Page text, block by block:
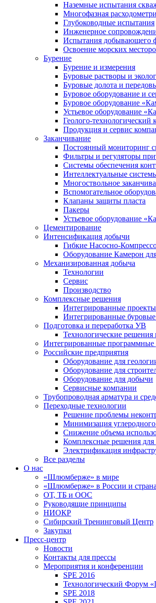
Наземные испытания
Многофазная
Глубоководные испытания
Инженерное
Испытания добывающего
Освоение морских
Бурение
Бурение и измерения
Буровые растворы и
Буровые долота и
Буровое оборудование и
Буровое оборудование
Устьевое оборудование
Геолого-технологический
Продукция и сервис
Заканчивание
Постоянный мониторинг
Фильтры и регуляторы
Cистемы обеспечения
Интеллектуальные
Многоствольное
Вспомогательное
Клапаны защиты пласта
Пакеры
Устьевое оборудование
Цементирование
Интенсификация добычи
Гибкие Насосно-
Оборудование Камерон
Механизированная добыча
Технологии
Сервис
Производство
Комплексные решения
Интегрированные
Интегрированные
Подготовка и переработка УВ
Технологические решения
Интегрированные программные
Российские предприятия
Оборудование для
Оборудование для
Оборудование для добычи
Сервисные компании
Трубопроводная арматура и
Переходные технологии
Решение проблемы
Минимизация углеродного
Снижение объема
Комплексные решения для
Электрификация
Все разделы
О нас
«Шлюмберже» в мире
«Шлюмберже» в России и
ОТ, ТБ и ООС
Руководящие принципы
НИОКР
Сибирский Тренинговый Центр
Закупки
Пресс-центр
Новости
Контакты для прессы
Мероприятия и конференции
SPE 2016
Технологический Форум
SPE 2018